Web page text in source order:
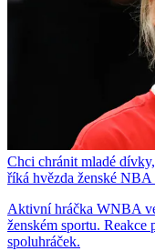
Chci chránit mladé
říká hvězda ženské
Aktivní hráčka WNBA
ženském sportu.
spoluhráček.